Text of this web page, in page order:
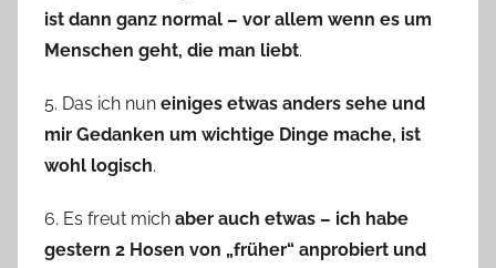
ist dann ganz normal – vor allem wenn es um
Menschen geht, die man liebt.
5. Das ich nun einiges etwas anders sehe und
mir Gedanken um wichtige Dinge mache, ist
wohl logisch.
6. Es freut mich aber auch etwas – ich habe
gestern 2 Hosen von „früher“ anprobiert und